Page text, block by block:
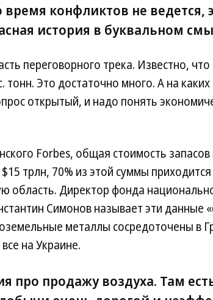
конфликтов не ведется,
история в буквальном
переговорного трека. Известно,
тонн. Это достаточно много. А на каких
открытый, и надо понять
Forbes, общая стоимость
$15 трлн, 70% из этой суммы
область. Директор фонда
Симонов называет эти данные
металлы сосредоточены в
на Украине.
про продажу воздуха. Там